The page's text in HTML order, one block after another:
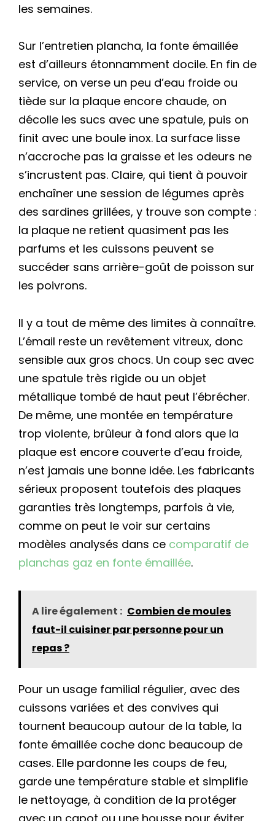
les semaines.
Sur l’entretien plancha, la fonte émaillée
est d’ailleurs étonnamment docile. En fin de
service, on verse un peu d’eau froide ou
tiède sur la plaque encore chaude, on
décolle les sucs avec une spatule, puis on
finit avec une boule inox. La surface lisse
n’accroche pas la graisse et les odeurs ne
s’incrustent pas. Claire, qui tient à pouvoir
enchaîner une session de légumes après
des sardines grillées, y trouve son compte :
la plaque ne retient quasiment pas les
parfums et les cuissons peuvent se
succéder sans arrière-goût de poisson sur
les poivrons.
Il y a tout de même des limites à connaître.
L’émail reste un revêtement vitreux, donc
sensible aux gros chocs. Un coup sec avec
une spatule très rigide ou un objet
métallique tombé de haut peut l’ébrécher.
De même, une montée en température
trop violente, brûleur à fond alors que la
plaque est encore couverte d’eau froide,
n’est jamais une bonne idée. Les fabricants
sérieux proposent toutefois des plaques
garanties très longtemps, parfois à vie,
comme on peut le voir sur certains
modèles analysés dans ce comparatif de
planchas gaz en fonte émaillée.
A lire également : Combien de moules
faut-il cuisiner par personne pour un
repas ?
Pour un usage familial régulier, avec des
cuissons variées et des convives qui
tournent beaucoup autour de la table, la
fonte émaillée coche donc beaucoup de
cases. Elle pardonne les coups de feu,
garde une température stable et simplifie
le nettoyage, à condition de la protéger